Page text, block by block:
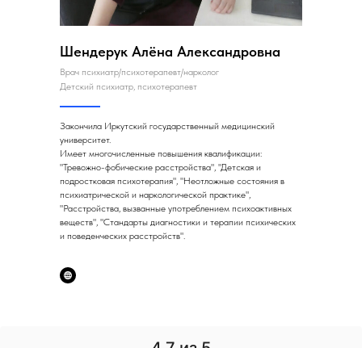
Шендерук Алёна Александровна
Врач психиатр/психотерапевт/нарколог
Закончила Иркутский государственный медицинский
университет.
Имеет многочисленные повышения квалификации:
"Тревожно-фобические расстройства", "Детская и
подростковая психотерапия", "Неотложные состояния в
психиатрической и наркологической практике",
"Расстройства, вызванные употреблением психоактивных
веществ", "Стандарты диагностики и терапии психических